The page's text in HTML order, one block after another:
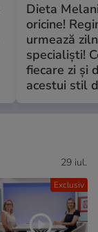
Dieta
oricine!
urmează
specialiști!
fiecare zi și
acestui stil
Exclusiv
29 iul.